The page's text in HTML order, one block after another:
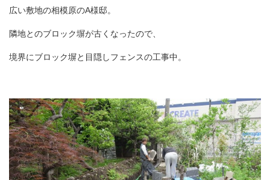
広い敷地の相模原のA様邸。
隣地とのブロック塀が古くなったので、
境界にブロック塀と目隠しフェンスの工事中。